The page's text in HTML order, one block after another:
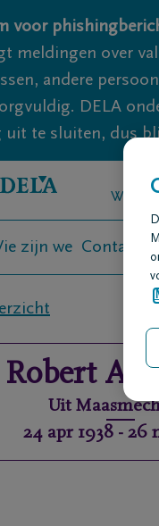
gaan
voor
meldingen over
andere
DELA
te sluiten, dus
We
zijn we Contact
Robert
Uit
24 apr 1938 -26